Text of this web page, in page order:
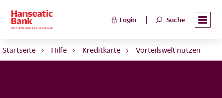
Login Suche
Startseite Hilfe Kreditkarte Vorteilswelt nutzen